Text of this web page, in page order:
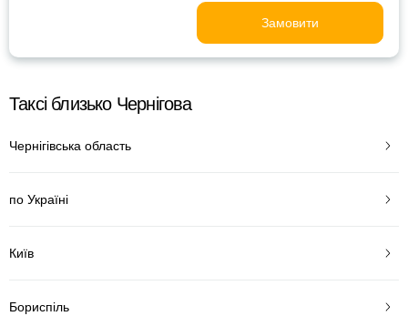
Замовити
Таксі близько Чернігова
Чернігівська область
по Україні
Київ
Бориспіль